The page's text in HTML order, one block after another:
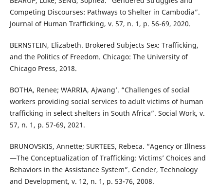
Competing Discourses: Pathways to Shelter in Cambodia”.
Journal of Human Trafficking, v. 57, n. 1, p. 56-69, 2020.
BERNSTEIN, Elizabeth. Brokered Subjects Sex: Trafficking,
and the Politics of Freedom. Chicago: The University of
Chicago Press, 2018.
BOTHA, Renee; WARRIA, Ajwang’. “Challenges of social
workers providing social services to adult victims of human
trafficking in select shelters in South Africa”. Social Work, v.
57, n. 1, p. 57-69, 2021.
BRUNOVSKIS, Annette; SURTEES, Rebeca. “Agency or Illness
—The Conceptualization of Trafficking: Victims’ Choices and
Behaviors in the Assistance System”. Gender, Technology
and Development, v. 12, n. 1, p. 53-76, 2008.